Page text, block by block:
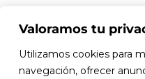
Valoramos tu
Utilizamos cookies para
navegación, ofrecer
En Bestialis unimos
merecen. Porque su
prioridad, es